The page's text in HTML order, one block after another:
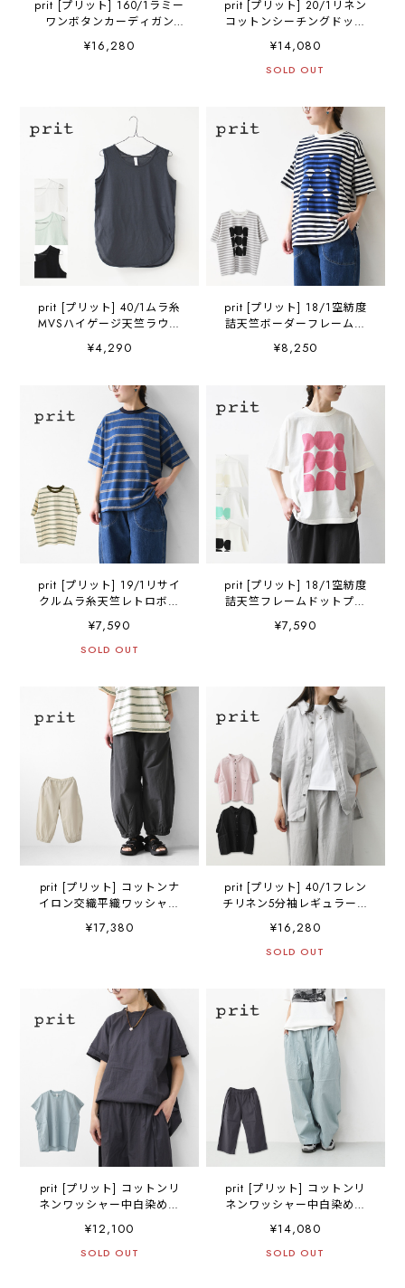
prit [プリット] 160/1ラミー
ワンボタンカーディガン
[P82629] ・ラミーカーディ
ガン・シアーカーディガ
LADY'S [2026SS]
¥16,280
prit [プリット] 20/1リネン
コットンシーチングドット
プリントパジャマパンツ
[P72618] イージーパンツ・
ワイドパンツ・リラックス
水玉・リネンコットン・
LADY'S [2026SS]
¥14,080
SOLD OUT
prit [プリット] 40/1ムラ糸
MVSハイゲージ天竺ラウン
ドヘムノースリーブ
[P92638] ノースリーブ・ノ
トップ・インナー・コット
ン・LADY'S [2026SS]
¥4,290
prit [プリット] 18/1空紡度
詰天竺ボーダーフレームド
ットプリントTシャツ
[P92645] ボーダーTシャ
ト・コットン・クルーネッ
ク・LADY'S [2026SS]
¥8,250
prit [プリット] 19/1リサイ
クルムラ糸天竺レトロボー
ダークルーネックルーズTシ
ャツ [P92619] ボーダーTシ
ャツ・レトロボーダー・ル
[2026SS]
¥7,590
SOLD OUT
prit [プリット] 18/1空紡度
詰天竺フレームドットプリ
ントTシャツ [P92644] Tシ
ャツ・半袖Tシャツ・ドッ
¥7,590
prit [プリット] コットンナ
イロン交織平織ワッシャー
裾ゴムバルーンパンツ
[P72616] バルーンパンツ・
[2026SS]
¥17,380
prit [プリット] 40/1フレン
チリネン5分袖レギュラーカ
ラーワイドシャツ [P82611]
・半袖シャツ・リネンシャ
ツ・ワイドシャツ・5部袖シ
ったりサイズ・LADY'S
[2026SS]
¥16,280
SOLD OUT
prit [プリット] コットンリ
ネンワッシャー中白染めシ
ョートスリーブコクーンチ
ュニック [P82620] ショー
トスリーブ・ワイドTシャ
¥12,100
SOLD OUT
prit [プリット] コットンリ
ネンワッシャー中白染めタ
ックワイドパンツ [P72614]
イージーパンツ・リラック
スパンツ・ゆったっりシル
¥14,080
SOLD OUT